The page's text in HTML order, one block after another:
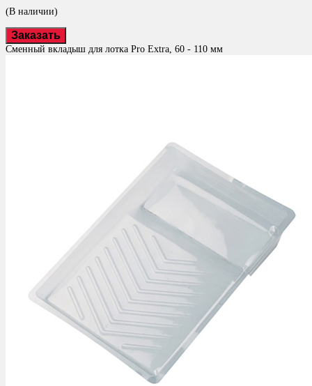
(В наличии)
Заказать
Сменный вкладыш для лотка Pro Extra, 60 - 110 мм